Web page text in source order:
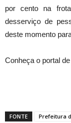
por cento na
desserviço de
deste momento
Conheça o portal
FONTE
Prefeitura